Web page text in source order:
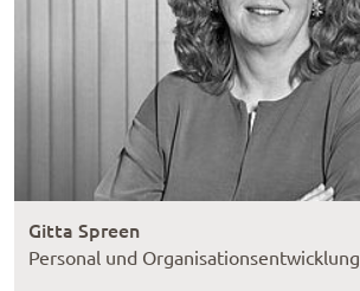
Gitta Spreen
Personal und Organisationsentwicklung